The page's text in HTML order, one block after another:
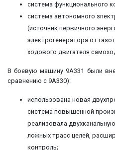
система функционального
система автономного
(источник первичного
электрогенератора от
ходового двигателя
В боевую машину 9А331 были
сравнению с 9А330):
использована новая
система повышенной
реализовала
ложных трасс целей,
контроль;